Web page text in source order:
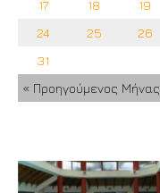
17 18 19
24
25 26
31
« Προηγούμενος Μήνας